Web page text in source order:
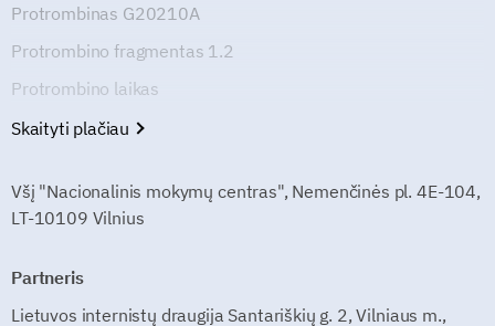
Protrombinas G20210A
Protrombino fragmentas 1.2
Protrombino laikas
Skaityti plačiau
Všį "Nacionalinis mokymų centras", Nemenčinės pl. 4E-104,
LT-10109 Vilnius
Partneris
Lietuvos internistų draugija Santariškių g. 2, Vilniaus m.,